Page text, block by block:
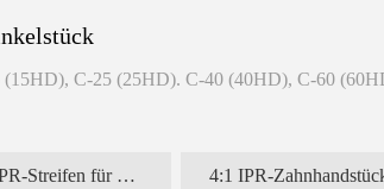
(15HD), C-25 (25HD). C-40 (40HD), C-60
Metall-IPR-Streifen für die Zahnmedizin 4:1 IPR-